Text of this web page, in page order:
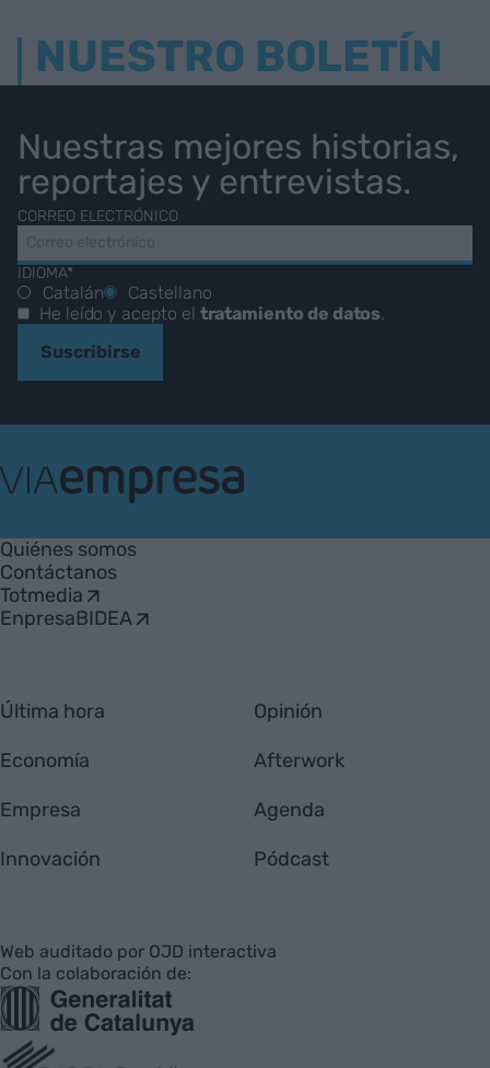
NUESTRO BOLETÍN
Nuestras mejores historias,
reportajes y entrevistas.
CORREO ELECTRÓNICO
IDIOMA*
Catalán
Castellano
He leído y acepto el tratamiento de datos.
Suscribirse
Empresa
Quiénes somos
Contáctanos
Totmedia
EnpresaBIDEA
Última hora
Economía
Empresa
Innovación
Opinión
Afterwork
Agenda
Pódcast
Web auditado por OJD interactiva
Con la colaboración de: